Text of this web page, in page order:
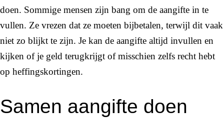
doen. Sommige mensen zijn bang om de aangifte in te
vullen. Ze vrezen dat ze moeten bijbetalen, terwijl dit vaak
niet zo blijkt te zijn. Je kan de aangifte altijd invullen en
kijken of je geld terugkrijgt of misschien zelfs recht hebt
op heffingskortingen.
Samen aangifte doen